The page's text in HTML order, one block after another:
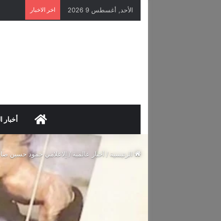
الأحد, أغسطس 9 2026 اخر الاخبار
HOMEأخبار
الرئيسية/ أخبار عالمية/ إلاعلامي حمود حسين